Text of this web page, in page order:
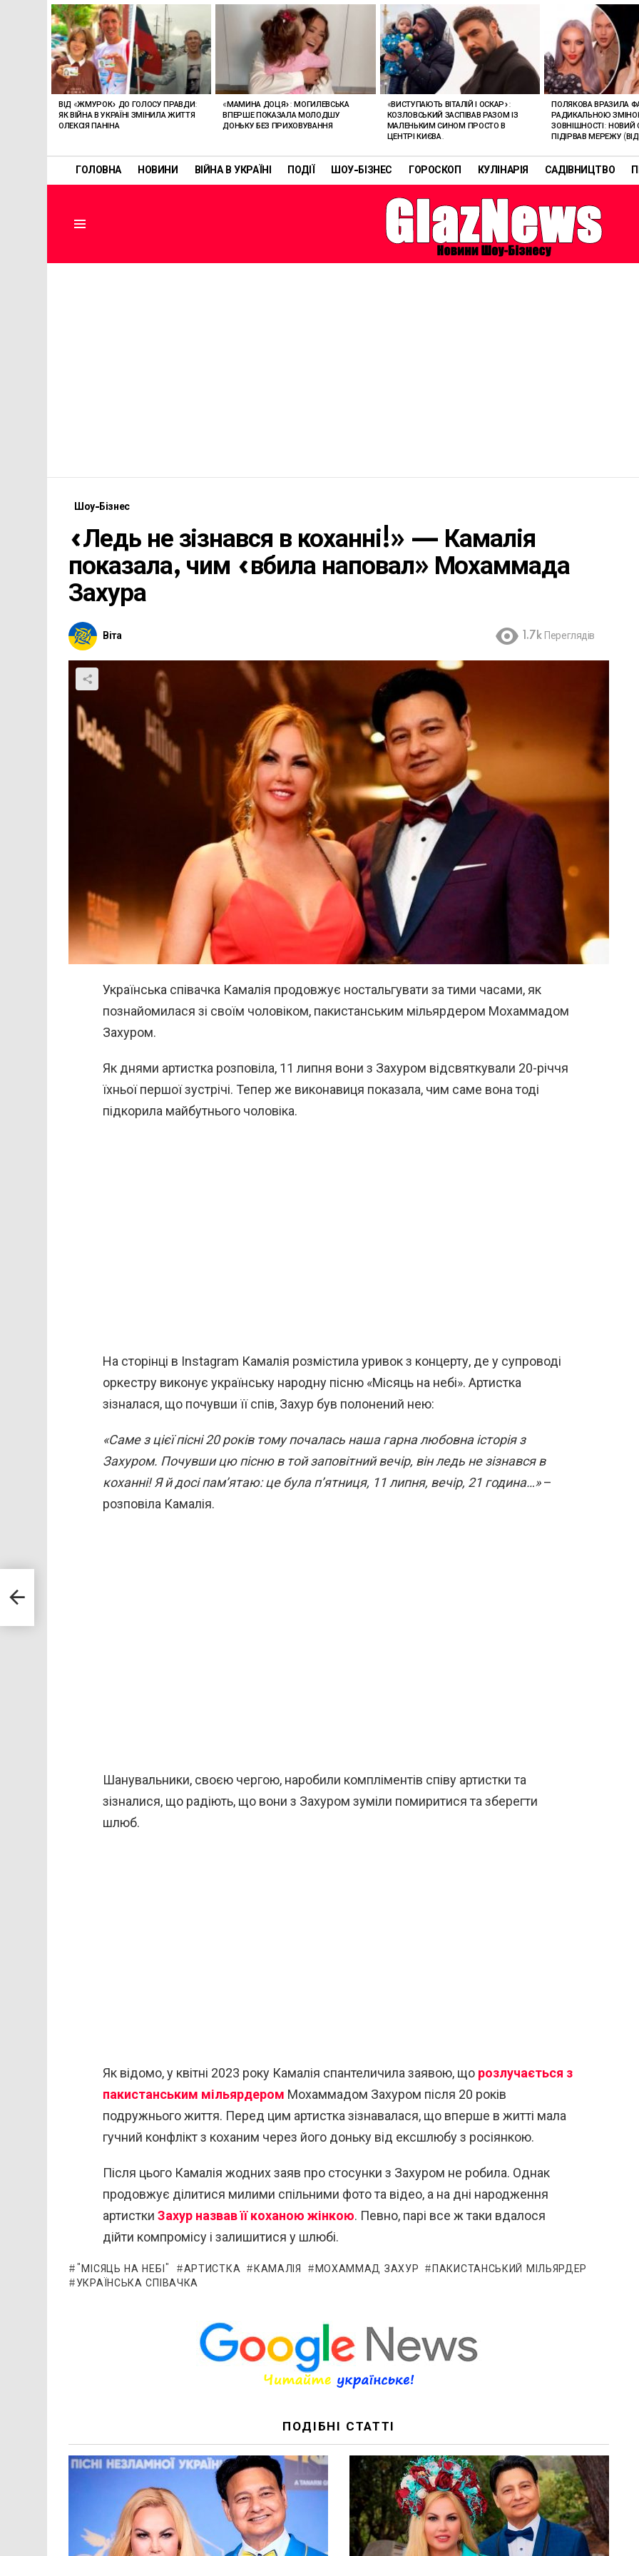
ГОЛОВНА НОВИНИ ВІЙНА В УКРАЇНІ ПОДІЇ ШОУ-БІЗНЕС ГОРОСКОП КУЛІНАРІЯ САДІВНИЦТВО
ОСТАННІ
СТАТТІ
ВІД «ЖМУРОК» ДО ГОЛОСУ ПРАВДИ:
ЯК ВІЙНА В УКРАЇНІ ЗМІНИЛА ЖИТТЯ
ОЛЕКСІЯ ПАНІНА
«МАМИНА ДОЦЯ»: МОГИЛЕВСЬКА
ВПЕРШЕ ПОКАЗАЛА МОЛОДШУ
ДОНЬКУ БЕЗ ПРИХОВУВАННЯ
«ВИСТУПАЮТЬ ВІТАЛІЙ І ОСКАР»:
КОЗЛОВСЬКИЙ ЗАСПІВАВ РАЗОМ ІЗ
МАЛЕНЬКИМ СИНОМ ПРОСТО В
ЦЕНТРІ КИЄВА.
ПОЛЯКОВА ВРАЗИЛА
РАДИКАЛЬНОЮ
ЗОВНІШНОСТІ: НОВИЙ
ПІДІРВАВ МЕРЕЖУ
Шоу-Бізнес
«Ледь не зізнався в коханні!» — Камалія
показала, чим «вбила наповал» Мохаммада
Захура
Віта 1.7k Переглядів
Українська співачка Камалія продовжує ностальгувати за тими часами, як
познайомилася зі своїм чоловіком, пакистанським мільярдером Мохаммадом
Захуром.
Як днями артистка розповіла, 11 липня вони з Захуром відсвяткували 20-річчя
їхньої першої зустрічі. Тепер же виконавиця показала, чим саме вона тоді
підкорила майбутнього чоловіка.
На сторінці в Instagram Камалія розмістила уривок з концерту, де у супроводі
оркестру виконує українську народну пісню «Місяць на небі». Артистка
зізналася, що почувши її спів, Захур був полонений нею:
«Саме з цієї пісні 20 років тому почалась наша гарна любовна історія з
Захуром. Почувши цю пісню в той заповітний вечір, він ледь не зізнався в
коханні! Я й досі пам’ятаю: це була п’ятниця, 11 липня, вечір, 21 година…»–
розповіла Камалія.
Шанувальники, своєю чергою, наробили компліментів співу артистки та
зізналися, що радіють, що вони з Захуром зуміли помиритися та зберегти
шлюб.
Як відомо, у квітні 2023 року Камалія спантеличила заявою, що розлучається з
пакистанським мільярдером Мохаммадом Захуром після 20 років
подружнього життя. Перед цим артистка зізнавалася, що вперше в житті мала
гучний конфлікт з коханим через його доньку від ексшлюбу з росіянкою.
Після цього Камалія жодних заяв про стосунки з Захуром не робила. Однак
продовжує ділитися милими спільними фото та відео, а на дні народження
артистки Захур назвав її коханою жінкою. Певно, парі все ж таки вдалося
дійти компромісу і залишитися у шлюбі.
"МІСЯЦЬ НА НЕБІ" АРТИСТКА КАМАЛІЯ МОХАММАД ЗАХУР
ПАКИСТАНСЬКИЙ МІЛЬЯРДЕР
УКРАЇНСЬКА СПІВАЧКА
ПОДІБНІ СТАТТІ